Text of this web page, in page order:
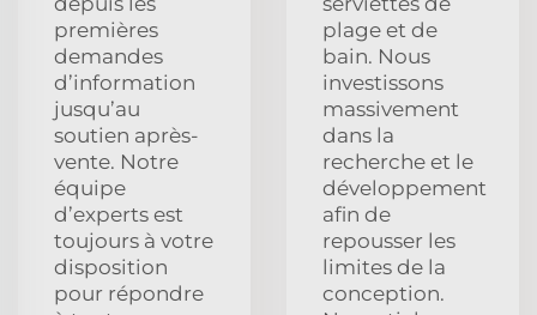
premières
demandes
d’information
jusqu’au
soutien après-
vente. Notre
équipe
d’experts est
toujours à votre
disposition
pour répondre
plage et de
bain. Nous
investissons
massivement
dans la
recherche et le
développement
afin de
repousser les
limites de la
conception.